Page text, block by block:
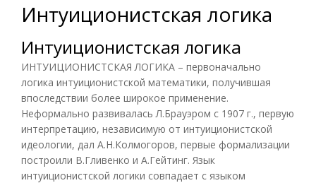
Интуиционистская логика
Интуиционистская логика
ИНТУИЦИОНИСТСКАЯ ЛОГИКА – первоначально
логика интуиционистской математики, получившая
впоследствии более широкое применение.
Неформально развивалась Л.Брауэром с 1907 г., первую
интерпретацию, независимую от интуиционистской
идеологии, дал А.Н.Колмогоров, первые формализации
построили В.Гливенко и А.Гейтинг. Язык
интуиционистской логики совпадает с языком